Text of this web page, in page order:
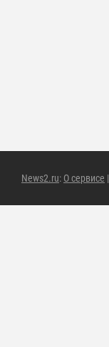
News2.ru: О сервисе |